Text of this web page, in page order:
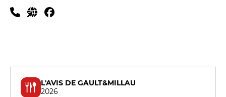
L'AVIS DE GAULT&MILLAU
2026